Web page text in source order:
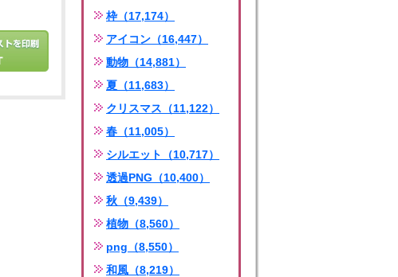
枠（17,174）
アイコン（16,447）
動物（14,881）
夏（11,683）
クリスマス（11,122）
春（11,005）
シルエット（10,717）
透過PNG（10,400）
秋（9,439）
植物（8,560）
png（8,550）
和風（8,219）